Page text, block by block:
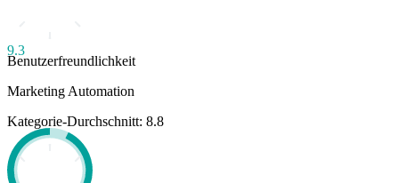
9.3
Benutzerfreundlichkeit
Marketing Automation
Kategorie-Durchschnitt: 8.8